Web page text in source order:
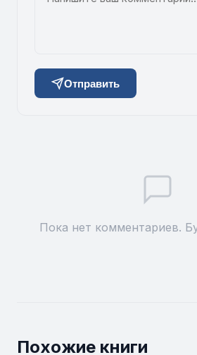
Отправить
Пока нет комментариев.
Похожие книги